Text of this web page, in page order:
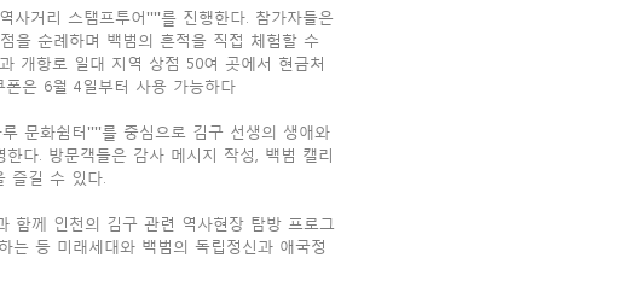
사거리 스탬프투어''''를 진행한다. 참가자들은
순례하며 백범의 흔적을 직접 체험할 수
개항로 일대 지역 상점 50여 곳에서 현금처
은 6월 4일부터 사용 가능하다
문화쉼터''''를 중심으로 김구 선생의 생애와
다. 방문객들은 감사 메시지 작성, 백범 캘리
즐길 수 있다.
함께 인천의 김구 관련 역사현장 탐방 프로그
는 등 미래세대와 백범의 독립정신과 애국정